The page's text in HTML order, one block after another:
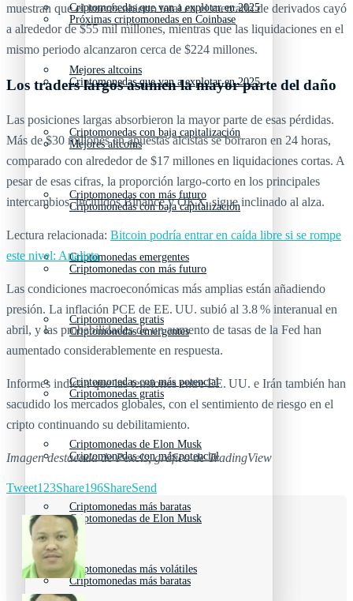
Criptomonedas que van a explotar en 2025
Mejores altcoins
Criptomonedas con baja capitalización
Criptomonedas con más futuro
Criptomonedas emergentes
Criptomonedas gratis
Criptomonedas con más potencial
Criptomonedas de Elon Musk
Criptomonedas más baratas
Criptomonedas más volátiles
Próximas criptomonedas en Coinbase
Criptomonedas que van a explotar en 2025
Mejores altcoins
Criptomonedas con baja capitalización
Criptomonedas con más futuro
Criptomonedas emergentes
Criptomonedas gratis
Criptomonedas con más potencial
Criptomonedas de Elon Musk
Criptomonedas más baratas
muestran que el interés abierto total en el mercado de derivados cayó
a alrededor de $55 mil millones, mientras que las liquidaciones en el
mismo periodo alcanzaron cerca de $224 millones.
Los traders largos asumen la mayor parte del daño
Las posiciones largas absorbieron la mayor parte de esas pérdidas.
Más de $30 millones en apuestas alcistas se borraron en 24 horas,
comparado con alrededor de $17 millones en liquidaciones cortas. A
pesar de esas cifras, la proporción largo‑corto en los principales
intercambios, incluidos Binance y OKX, sigue inclinado al alza.
Lectura relacionada: Bitcoin podría entrar en caída libre si se rompe
este nivel: Analista
Las condiciones macroeconómicas más amplias están añadiendo
presión. La inflación PCE de EE. UU. subió al 3.8 % interanual en
abril, y las probabilidades de un aumento de tasas de la Fed han
aumentado considerablemente en respuesta.
Informes indican que las tensiones entre EE. UU. e Irán también han
sacudido los mercados globales, con el sentimiento de riesgo en el
cripto continuando su debilitamiento.
Imagen destacada de Pexels, gráfico de TradingView
Tweet123Share196ShareSend